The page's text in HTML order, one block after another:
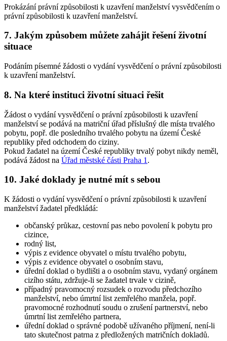
Prokázání právní způsobilosti k uzavření manželství vysvědčením o
právní způsobilosti k uzavření manželství.
7. Jakým způsobem můžete zahájit řešení životní
situace
Podáním písemné žádosti o vydání vysvědčení o právní způsobilosti
k uzavření manželství.
8. Na které instituci životní situaci řešit
Žádost o vydání vysvědčení o právní způsobilosti k uzavření
manželství se podává na matriční úřad příslušný dle místa trvalého
pobytu, popř. dle posledního trvalého pobytu na území České
republiky před odchodem do ciziny.
Pokud žadatel na území České republiky trvalý pobyt nikdy neměl,
podává žádost na Úřad městské části Praha 1 .
10. Jaké doklady je nutné mít s sebou
K žádosti o vydání vysvědčení o právní způsobilosti k uzavření
manželství žadatel předkládá:
občanský průkaz, cestovní pas nebo povolení k pobytu pro
cizince,
rodný list,
výpis z evidence obyvatel o místu trvalého pobytu,
výpis z evidence obyvatel o osobním stavu,
úřední doklad o bydlišti a o osobním stavu, vydaný orgánem
cizího státu, zdržuje-li se žadatel trvale v cizině,
případný pravomocný rozsudek o rozvodu předchozího
manželství, nebo úmrtní list zemřelého manžela, popř.
pravomocné rozhodnutí soudu o zrušení partnerství, nebo
úmrtní list zemřelého partnera,
úřední doklad o správné podobě užívaného příjmení, není-li
tato skutečnost patrna z předložených matričních dokladů.